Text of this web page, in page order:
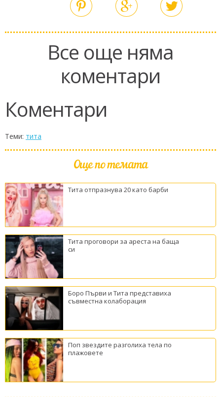
Все още няма
коментари
Коментари
Теми: тита
Още по темата
Тита отпразнува 20 като барби
Тита проговори за ареста на баща
си
Боро Първи и Тита представиха
съвместна колаборация
Поп звездите разголиха тела по
плажовете